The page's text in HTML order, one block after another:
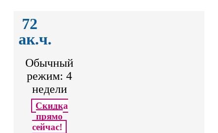
72
ак.ч.
Обычный
режим: 4
недели
Скидка
прямо
сейчас!